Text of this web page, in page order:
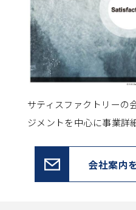
サティスファクトリーの
ジメントを中心に事業詳
会社案内